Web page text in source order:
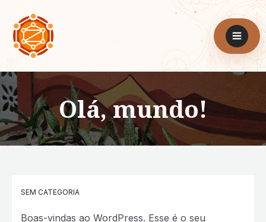
Olá, mundo!
SEM CATEGORIA
Boas-vindas ao WordPress. Esse é o seu